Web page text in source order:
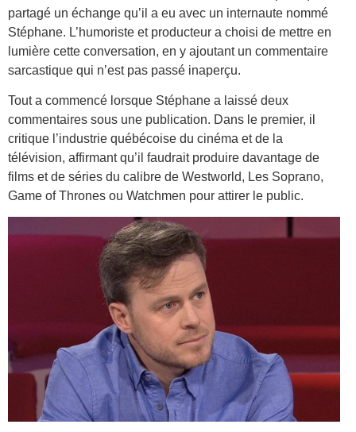
partagé un échange qu’il a eu avec un internaute nommé
Stéphane. L’humoriste et producteur a choisi de mettre en
lumière cette conversation, en y ajoutant un commentaire
sarcastique qui n’est pas passé inaperçu.
Tout a commencé lorsque Stéphane a laissé deux
commentaires sous une publication. Dans le premier, il
critique l’industrie québécoise du cinéma et de la
télévision, affirmant qu’il faudrait produire davantage de
films et de séries du calibre de Westworld, Les Soprano,
Game of Thrones ou Watchmen pour attirer le public.